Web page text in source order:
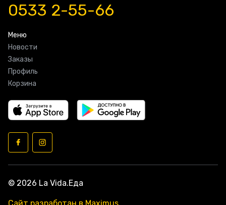
0533 2-55-66
Меню
Новости
Заказы
Профиль
Корзина
© 2026 La Vida.Еда